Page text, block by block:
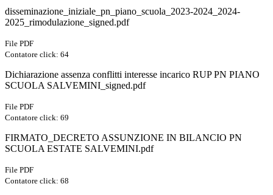
disseminazione_iniziale_pn_piano_scuola_2023-2024_2024-
2025_rimodulazione_signed.pdf
File PDF
Contatore click: 64
Dichiarazione assenza conflitti interesse incarico RUP PN PIANO
SCUOLA SALVEMINI_signed.pdf
File PDF
Contatore click: 69
FIRMATO_DECRETO ASSUNZIONE IN BILANCIO PN
SCUOLA ESTATE SALVEMINI.pdf
File PDF
Contatore click: 68